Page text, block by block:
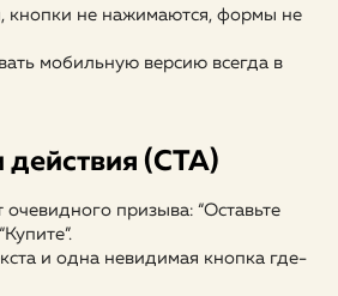
кнопки не нажимаются, формы не
мобильную версию всегда в
действия (CTA)
очевидного призыва: “Оставьте
и одна невидимая кнопка где-